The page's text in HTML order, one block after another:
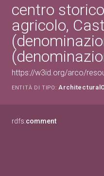
centro
agricolo,
https://w3id.org/arco/
ENTITÀ DI TIPO:
rdfs:comment